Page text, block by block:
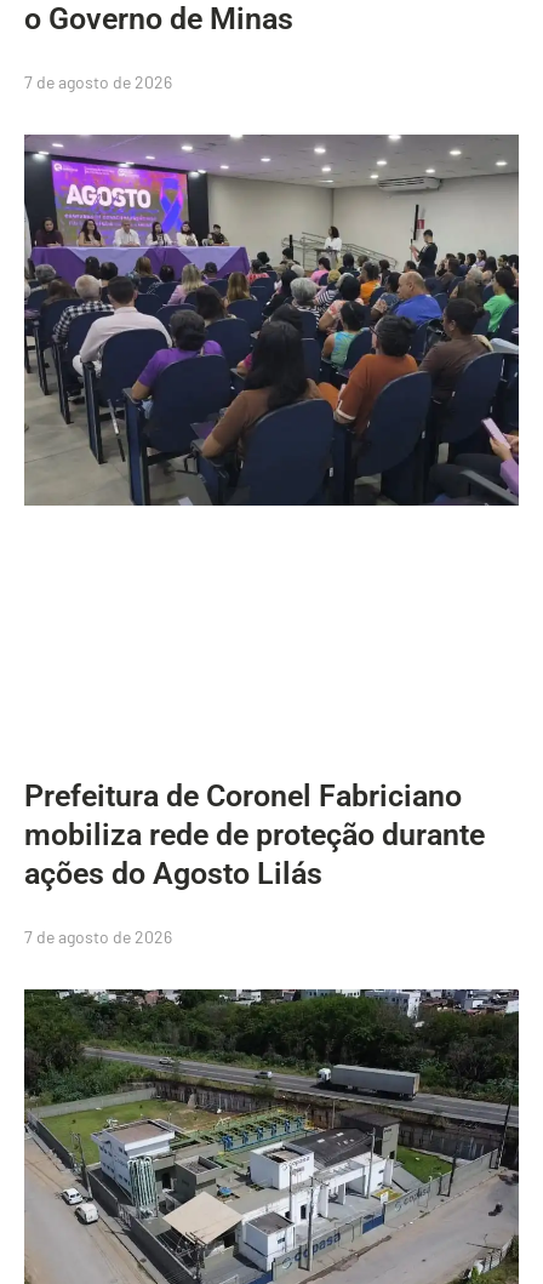
o Governo de Minas
7 de agosto de 2026
Prefeitura de Coronel Fabriciano
mobiliza rede de proteção durante
ações do Agosto Lilás
7 de agosto de 2026